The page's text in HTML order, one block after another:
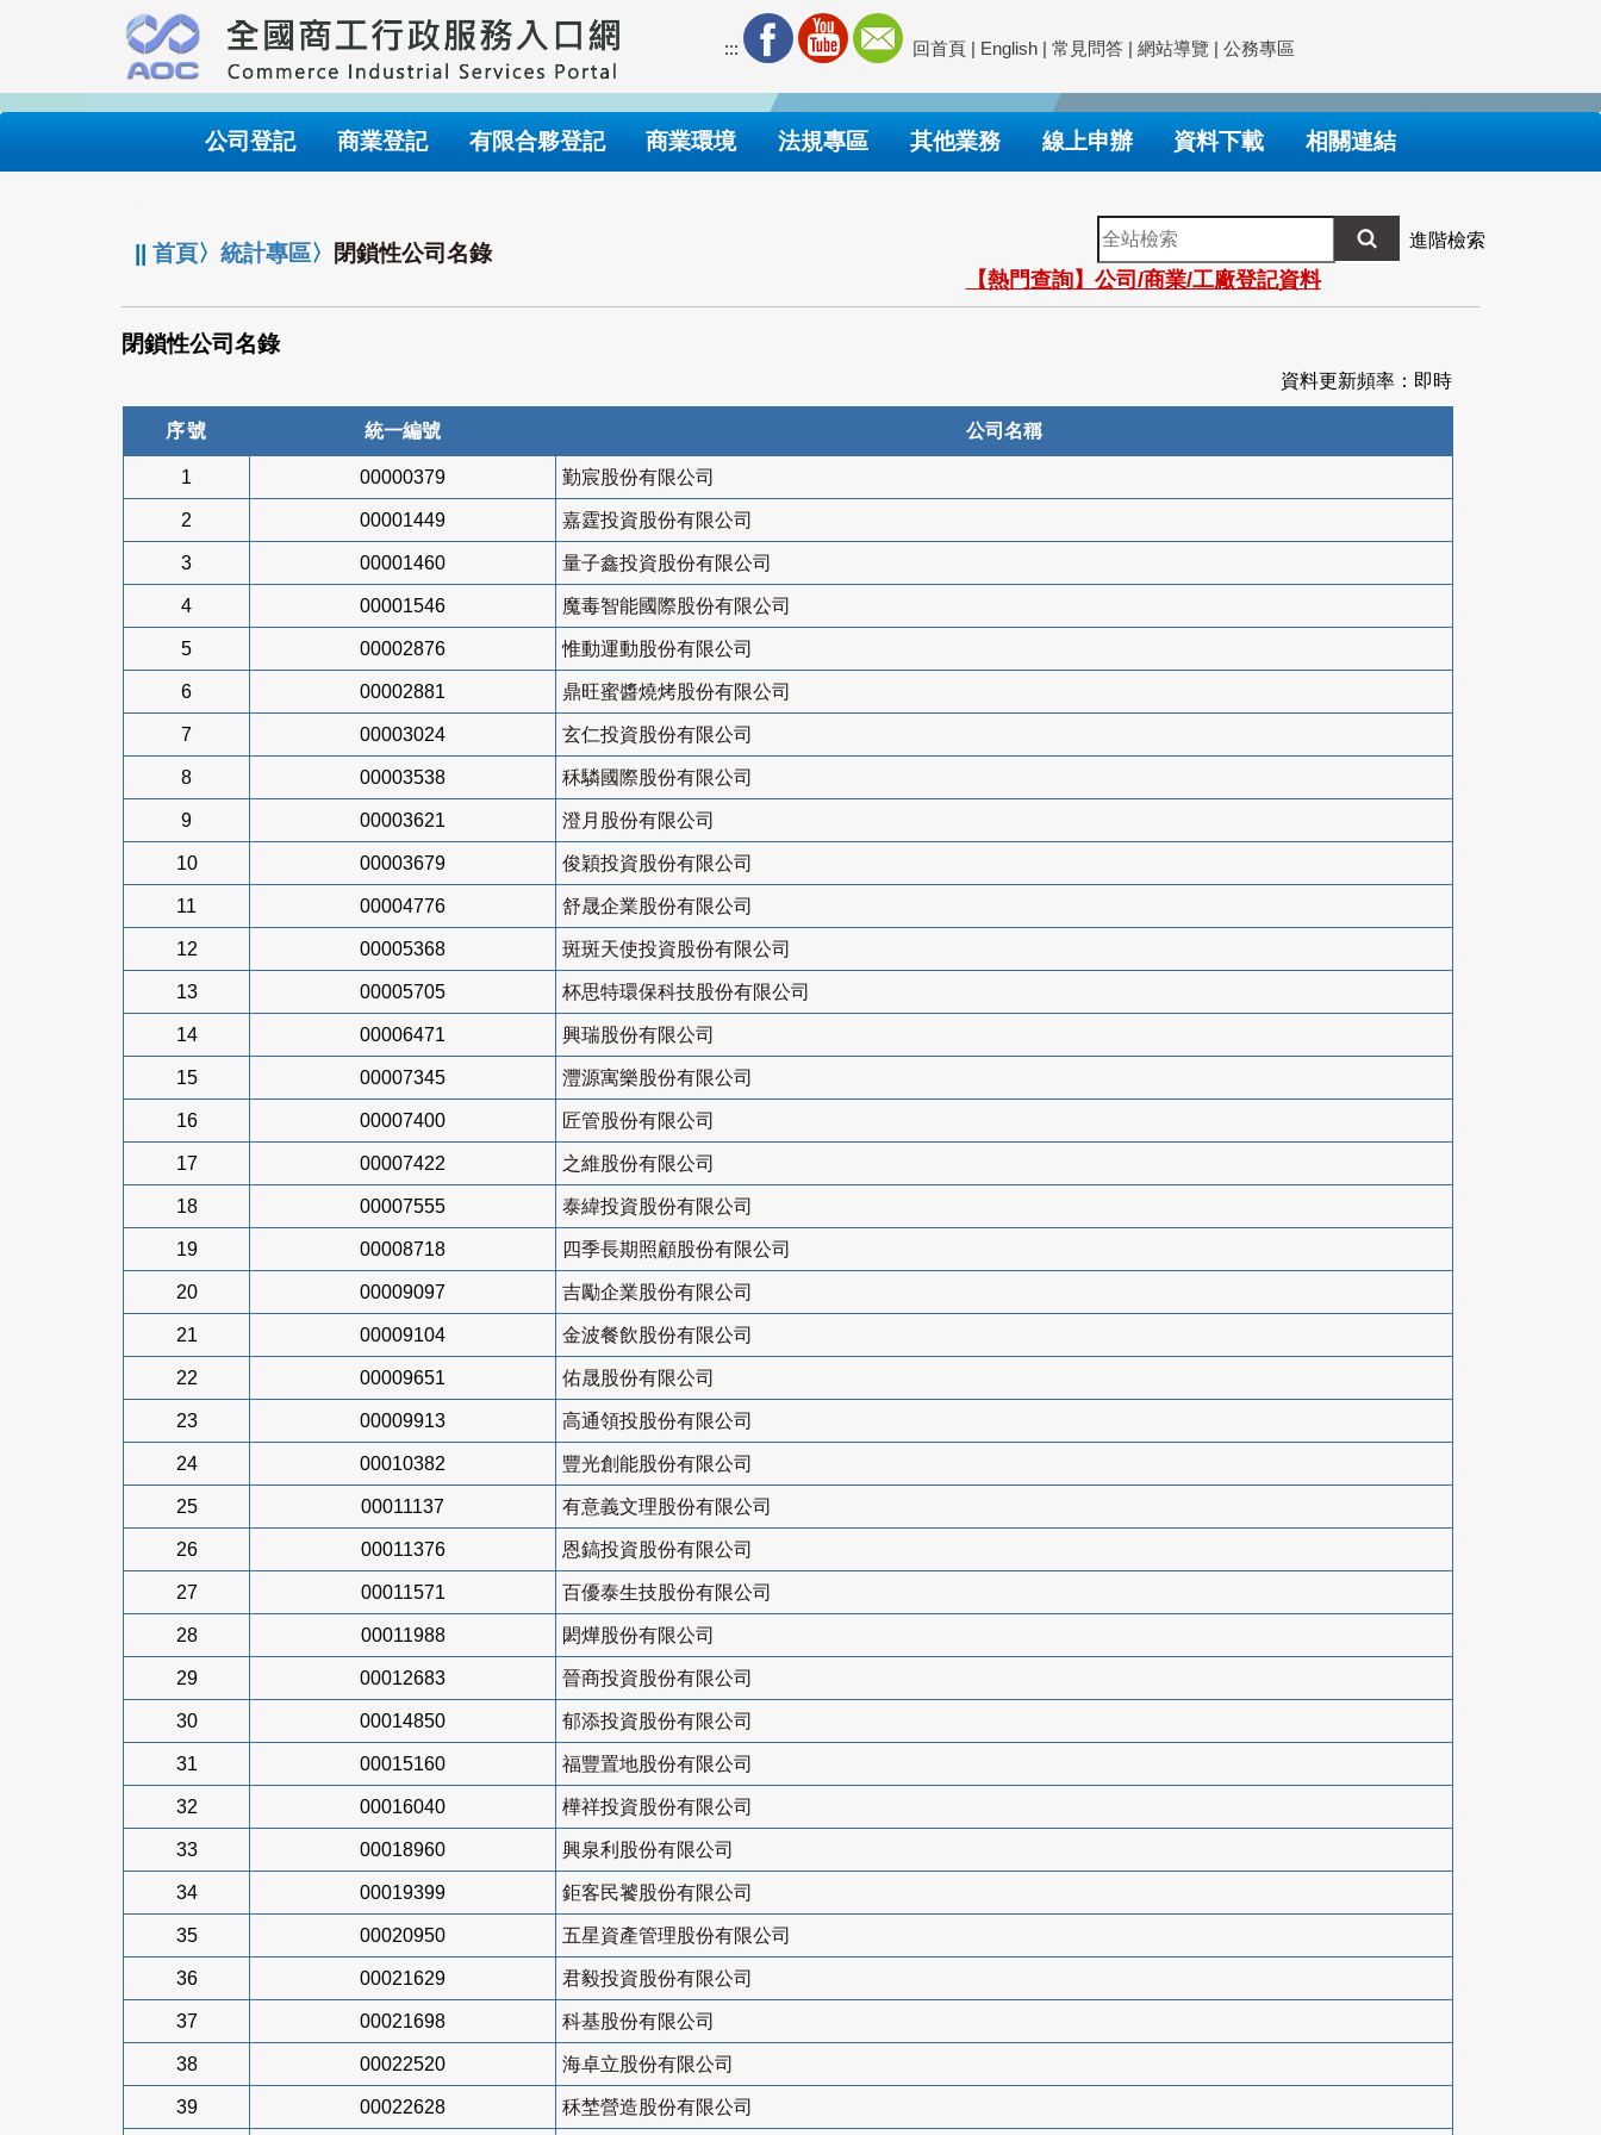
要
內
::: 回首頁 | English | 常見問答 | 網站導覽 | 公務專區
公司登記 商業登記 有限合夥登記 商業環境 法規專區 其他業務 線上申辦 資料下載 相關連結
||首頁〉統計專區〉 閉鎖性公司名錄
全
站
檢
索
進階檢索
【熱門查詢】公司/商業/工廠登記資料
閉鎖性公司名錄
資料更新頻率：即時
序號 統一編號 公司名稱
1 00000379 勤宸股份有限公司
2 00001449 嘉霆投資股份有限公司
3 00001460 量子鑫投資股份有限公司
4 00001546 魔毒智能國際股份有限公司
5 00002876 惟動運動股份有限公司
6 00002881 鼎旺蜜醬燒烤股份有限公司
7 00003024 玄仁投資股份有限公司
8 00003538 秝驎國際股份有限公司
9 00003621 澄月股份有限公司
10 00003679 俊穎投資股份有限公司
11 00004776 舒晟企業股份有限公司
12 00005368 斑斑天使投資股份有限公司
13 00005705 杯思特環保科技股份有限公司
14 00006471 興瑞股份有限公司
15 00007345 灃源寓樂股份有限公司
16 00007400 匠管股份有限公司
17 00007422 之維股份有限公司
18 00007555 泰緯投資股份有限公司
19 00008718 四季長期照顧股份有限公司
20 00009097 吉勵企業股份有限公司
21 00009104 金波餐飲股份有限公司
22 00009651 佑晟股份有限公司
23 00009913 高通領投股份有限公司
24 00010382 豐光創能股份有限公司
25 00011137 有意義文理股份有限公司
26 00011376 恩鎬投資股份有限公司
27 00011571 百優泰生技股份有限公司
28 00011988 閎燁股份有限公司
29 00012683 晉商投資股份有限公司
30 00014850 郁添投資股份有限公司
31 00015160 福豐置地股份有限公司
32 00016040 樺祥投資股份有限公司
33 00018960 興泉利股份有限公司
34 00019399 鉅客民饕股份有限公司
35 00020950 五星資產管理股份有限公司
36 00021629 君毅投資股份有限公司
37 00021698 科基股份有限公司
38 00022520 海卓立股份有限公司
39 00022628 秝埜營造股份有限公司